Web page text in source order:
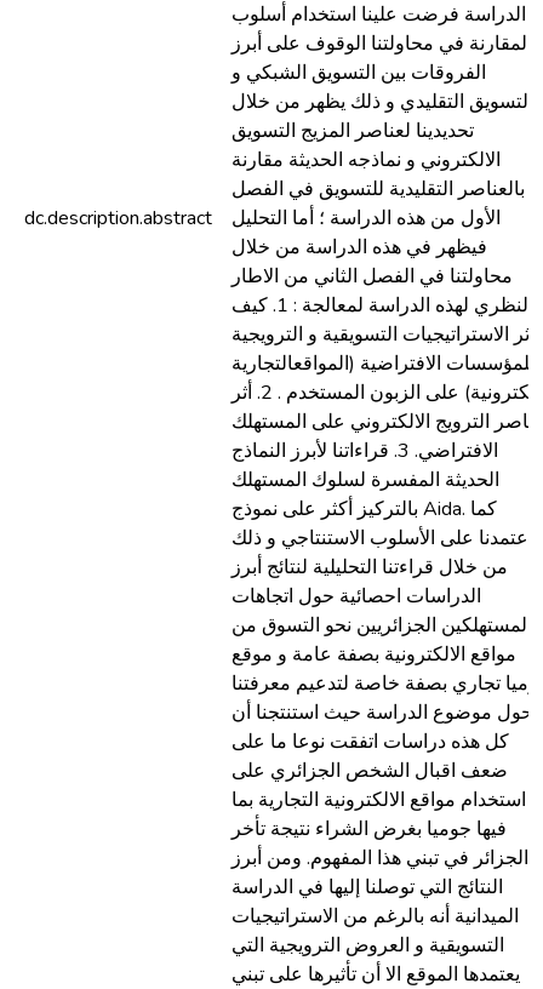
dc.description.abstract
الدراسة فرضت علينا استخدام أسلوب
المقارنة في محاولتنا الوقوف على أبرز
الفروقات بين التسويق الشبكي و
التسويق التقليدي و ذلك يظهر من خلال
تحديدينا لعناصر المزيج التسويق
الالكتروني و نماذجه الحديثة مقارنة
بالعناصر التقليدية للتسويق في الفصل
الأول من هذه الدراسة ؛ أما التحليل
فيظهر في هذه الدراسة من خلال
محاولتنا في الفصل الثاني من الاطار
النظري لهذه الدراسة لمعالجة : 1. كيف
ثؤثر الاستراتيجيات التسويقية و الترويجية
للمؤسسات الافتراضية (المواقعالتجارية
الالكترونية) على الزبون المستخدم . 2. أثر
الترويج الالكتروني على المستهلك
الافتراضي. 3. قراءاتنا لأبرز النماذج
الحديثة المفسرة لسلوك المستهلك
بالتركيز أكثر على نموذج Aida. كما
اعتمدنا على الأسلوب الاستنتاجي و ذلك
من خلال قراءتنا التحليلية لنتائج أبرز
الدراسات احصائية حول اتجاهات
المستهلكين الجزائريين نحو التسوق من
مواقع الالكترونية بصفة عامة و موقع
تجاري بصفة خاصة لتدعيم معرفتنا
حول موضوع الدراسة حيث استنتجنا أن
كل هذه دراسات اتفقت نوعا ما على
ضعف اقبال الشخص الجزائري على
استخدام مواقع الالكترونية التجارية بما
فيها جوميا بغرض الشراء نتيجة تأخر
الجزائر في تبني هذا المفهوم. ومن أبرز
النتائج التي توصلنا إليها في الدراسة
الميدانية أنه بالرغم من الاستراتيجيات
التسويقية و العروض الترويجية التي
يعتمدها الموقع الا أن تأثيرها على تبني